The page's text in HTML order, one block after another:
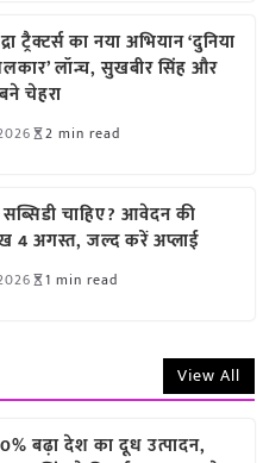
ट्रैक्टर्स का नया अभियान ‘दुनिया
लॉन्च, सुखबीर सिंह और
चेहरा
2 min read
सब्सिडी चाहिए? आवेदन की
4 अगस्त, जल्द करें अप्लाई
1 min read
View All
बढ़ा देश का दूध उत्पादन,